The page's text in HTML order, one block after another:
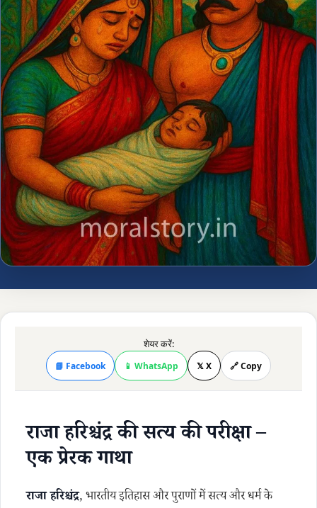
शेयर करें:
📘 Facebook 📱 WhatsApp 𝕏 X 🔗 Copy
राजा हरिश्चंद्र की सत्य की परीक्षा –
एक प्रेरक गाथा
राजा हरिश्चंद्र, भारतीय इतिहास और पुराणों में सत्य और धर्म के